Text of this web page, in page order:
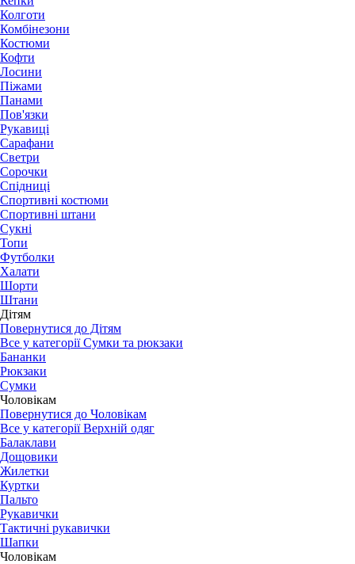
Колготи
Комбінезони
Костюми
Кофти
Лосини
Піжами
Панами
Пов'язки
Рукавиці
Сарафани
Светри
Сорочки
Спідниці
Спортивні костюми
Спортивні штани
Сукні
Топи
Футболки
Халати
Шорти
Штани
Дітям
Повернутися до Дітям
Все у категорії Сумки та рюкзаки
Бананки
Рюкзаки
Сумки
Чоловікам
Повернутися до Чоловікам
Все у категорії Верхній одяг
Балаклави
Дощовики
Жилетки
Куртки
Пальто
Рукавички
Тактичні рукавички
Шапки
Чоловікам